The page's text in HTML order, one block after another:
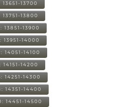
13651-13700
13751-13800
13851-13900
13951-14000
14051-14100
14151-14200
14251-14300
14351-14400
14451-14500